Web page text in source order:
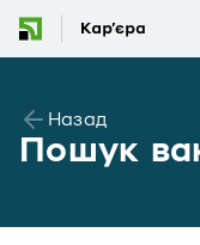
Назад
Пошук